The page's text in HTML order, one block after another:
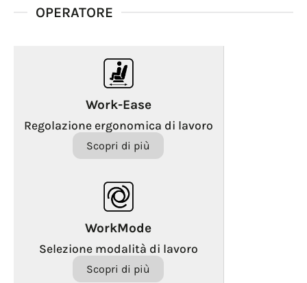
OPERATORE
Work-Ease
Regolazione ergonomica di lavoro
Scopri di più
WorkMode
Selezione modalità di lavoro
Scopri di più